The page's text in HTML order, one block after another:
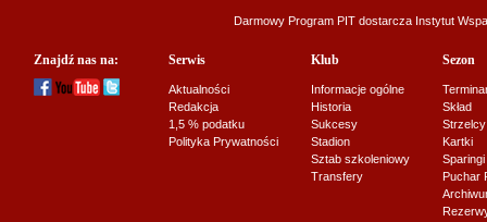
Darmowy Program PIT dostarcza Instytut
Znajdź nas na: Serwis
Aktualności
Redakcja
1,5 % podatku
Polityka Prywatności
Klub
Informacje ogólne
Historia
Sukcesy
Stadion
Sztab szkoleniowy
Transfery
Sezon
Skład
Strzelcy
Kartki
Sparingi
Puchar